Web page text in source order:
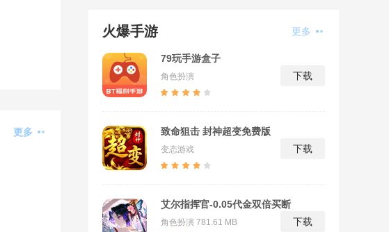
更多
火爆手游 更多
79玩手游盒子
角色扮演 下载
致命狙击 封神超变免费版
变态游戏 下载
艾尔指挥官-0.05代金双倍买断
角色扮演 781.61 MB 下载